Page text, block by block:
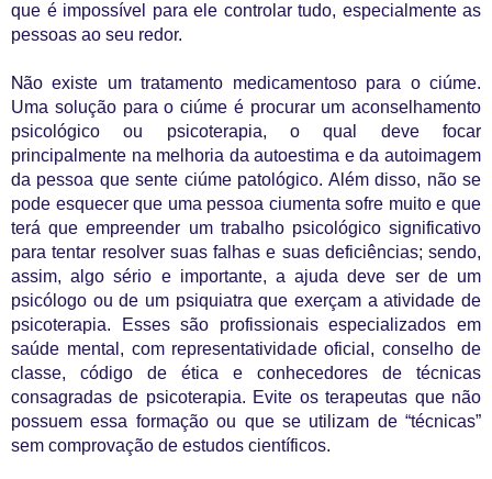
que é impossível para ele controlar tudo, especialmente as
pessoas ao seu redor.
Não existe um tratamento medicamentoso para o ciúme.
Uma solução para o ciúme é procurar um aconselhamento
psicológico ou psicoterapia, o qual deve focar
principalmente na melhoria da autoestima e da autoimagem
da pessoa que sente ciúme patológico. Além disso, não se
pode esquecer que uma pessoa ciumenta sofre muito e que
terá que empreender um trabalho psicológico significativo
para tentar resolver suas falhas e suas deficiências; sendo,
assim, algo sério e importante, a ajuda deve ser de um
psicólogo ou de um psiquiatra que exerçam a atividade de
psicoterapia. Esses são profissionais especializados em
saúde mental, com representatividade oficial, conselho de
classe, código de ética e conhecedores de técnicas
consagradas de psicoterapia. Evite os terapeutas que não
possuem essa formação ou que se utilizam de “técnicas”
sem comprovação de estudos científicos.